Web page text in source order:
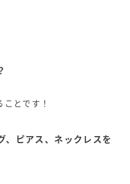
とです！
、ピアス、ネックレスを